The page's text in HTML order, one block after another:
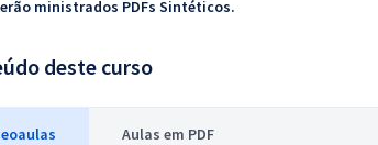
ministrados PDFs Sintéticos.
deste curso
Aulas em PDF